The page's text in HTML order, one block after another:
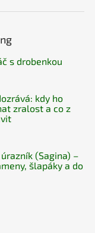
s drobenkou
kdy ho
zralost a co z
(Sagina) –
šlapáky a do